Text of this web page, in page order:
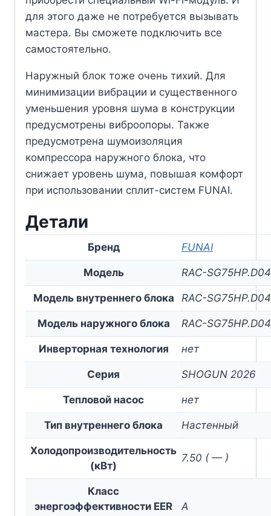
для этого даже не потребуется вызывать
мастера. Вы сможете подключить все
самостоятельно.
Наружный блок тоже очень тихий. Для
минимизации вибрации и существенного
уменьшения уровня шума в конструкции
предусмотрены виброопоры. Также
предусмотрена шумоизоляция
компрессора наружного блока, что
снижает уровень шума, повышая комфорт
при использовании сплит-систем FUNAI.
Детали
Бренд FUNAI
Модель RAC-SG75HP.D04
Модель внутреннего блока RAC-
Модель наружного блока RAC-
Инверторная технология нет
Серия SHOGUN 2026
Тепловой насос нет
Тип внутреннего блока Настенный
Холодопроизводительность
(кВт)
7.50 ( — )
Класс
энергоэффективности EER
A